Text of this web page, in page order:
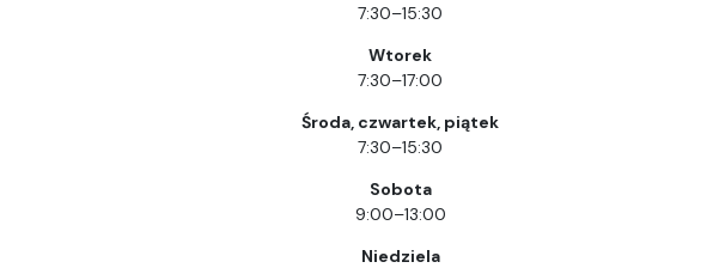
7:30–15:30
Wtorek
7:30–17:00
Środa, czwartek, piątek
7:30–15:30
Sobota
9:00–13:00
Niedziela